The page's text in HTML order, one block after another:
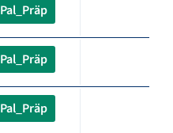
Pal_Präp
Pal_Präp
Pal_Präp